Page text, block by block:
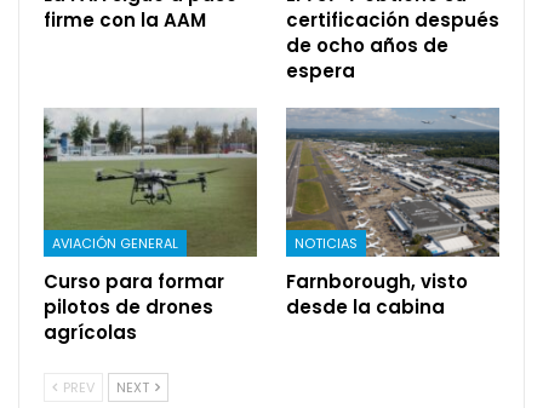
firme con la AAM
certificación después
de ocho años de
espera
AVIACIÓN GENERAL
Curso para formar
pilotos de drones
agrícolas
NOTICIAS
Farnborough, visto
desde la cabina
PREV NEXT